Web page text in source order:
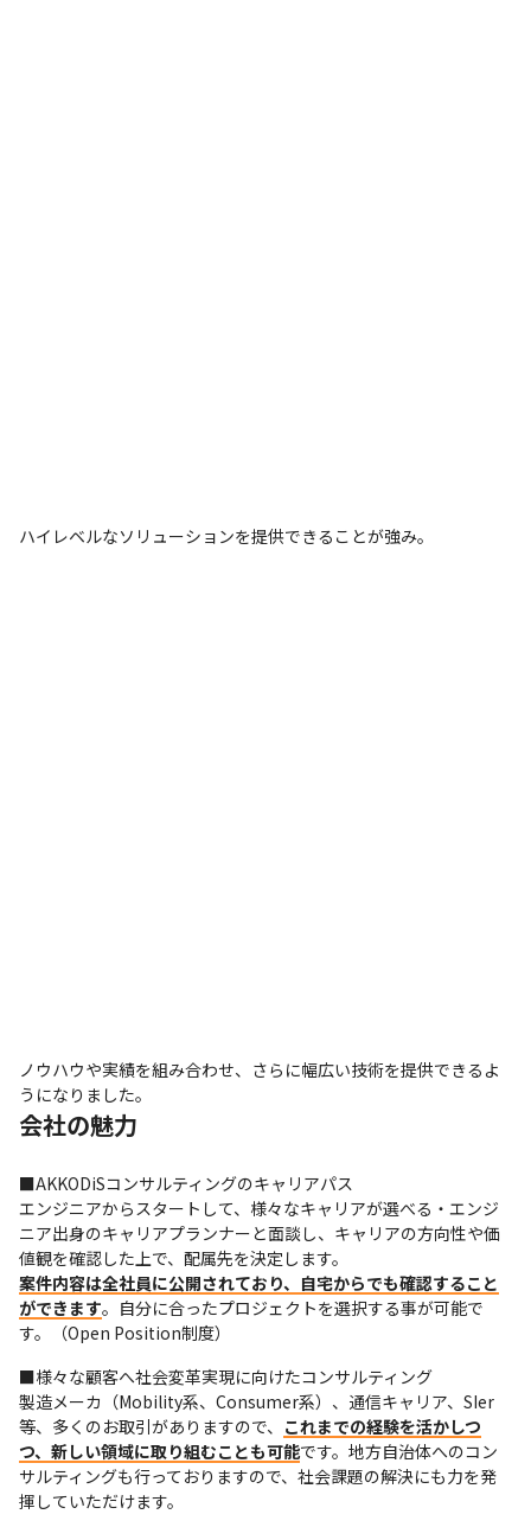
ハイレベルなソリューションを提供できることが強み。
ノウハウや実績を組み合わせ、さらに幅広い技術を提供できるよ
うになりました。
会社の魅力
■AKKODiSコンサルティングのキャリアパス
エンジニアからスタートして、様々なキャリアが選べる・エンジ
ニア出身のキャリアプランナーと面談し、キャリアの方向性や価
案件内容は全社員に公開されており、自宅からでも確認すること
ができます。自分に合ったプロジェクトを選択する事が可能で
す。（Open Position制度）
■様々な顧客へ社会変革実現に向けたコンサルティング
製造メーカ（Mobility系、Consumer系）、通信キャリア、SIer
等、多くのお取引がありますので、 これまでの経験を活かしつ
つ、新しい領域に取り組むことも可能です。地方自治体へのコン
サルティングも行っておりますので、社会課題の解決にも力を発
揮していただけます。